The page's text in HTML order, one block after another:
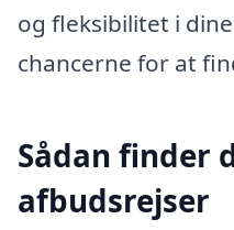
og fleksibilitet i
chancerne for at
Sådan finder
afbudsrejser